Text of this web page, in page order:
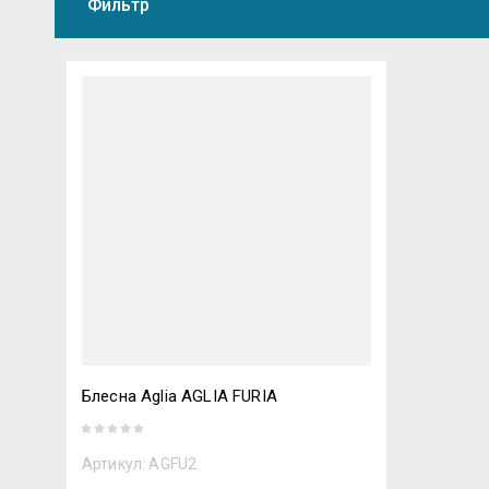
Фильтр
Блесна Aglia AGLIA FURIA
Артикул: AGFU2